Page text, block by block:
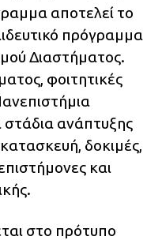
αποτελεί το
πρόγραμμα
Διαστήματος.
φοιτητικές
ανάπτυξης
δοκιμές,
και
στο πρότυπο